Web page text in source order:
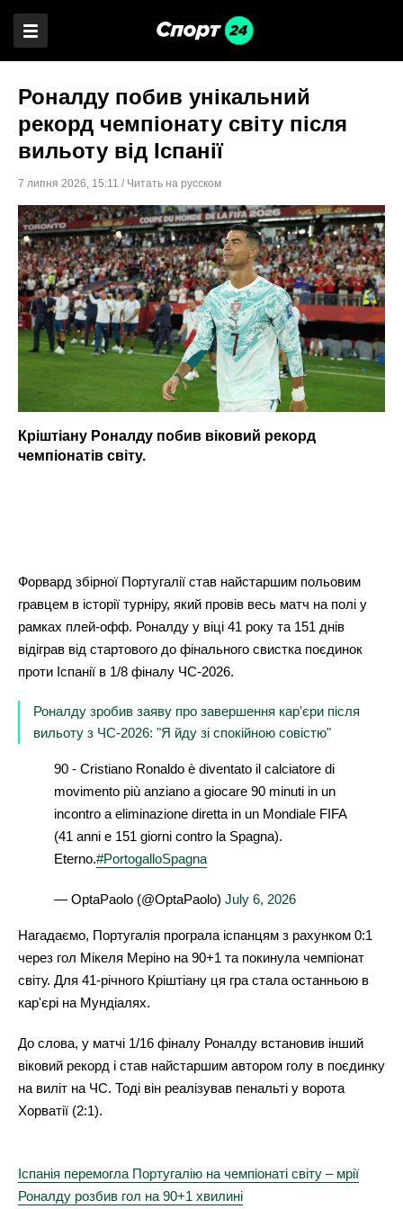
Роналду побив унікальний
рекорд чемпіонату світу після
вильоту від Іспанії
7 липня 2026, 15:11 / Читать на русском
Кріштіану Роналду побив віковий рекорд
чемпіонатів світу.
Форвард збірної Португалії став найстаршим польовим
гравцем в історії турніру, який провів весь матч на полі у
рамках плей-офф. Роналду у віці 41 року та 151 днів
відіграв від стартового до фінального свистка поєдинок
проти Іспанії в 1/8 фіналу ЧС-2026.
Роналду зробив заяву про завершення кар'єри після
вильоту з ЧС-2026: "Я йду зі спокійною совістю"
90 - Cristiano Ronaldo è diventato il calciatore di
movimento più anziano a giocare 90 minuti in un
incontro a eliminazione diretta in un Mondiale FIFA
(41 anni e 151 giorni contro la Spagna).
Eterno.#PortogalloSpagna
— OptaPaolo (@OptaPaolo) July 6, 2026
Нагадаємо, Португалія програла іспанцям з рахунком 0:1
через гол Мікеля Меріно на 90+1 та покинула чемпіонат
світу. Для 41-річного Кріштіану ця гра стала останньою в
кар'єрі на Мундіалях.
До слова, у матчі 1/16 фіналу Роналду встановив інший
віковий рекорд і став найстаршим автором голу в поєдинку
на виліт на ЧС. Тоді він реалізував пенальті у ворота
Хорватії (2:1).
Іспанія перемогла Португалію на чемпіонаті світу – мрії
Роналду розбив гол на 90+1 хвилині